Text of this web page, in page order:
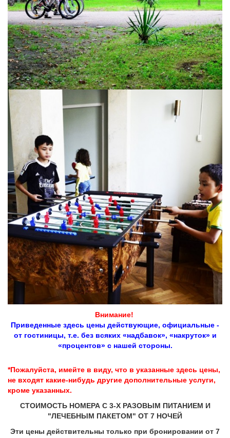
Внимание!
Приведенные здесь цены действующие, официальные -
от гостиницы, т.е. без всяких «надбавок», «накруток» и
«процентов» с нашей стороны.
*Пожалуйста, имейте в виду, что в указанные здесь цены,
не входят какие-нибудь другие дополнительные услуги,
кроме указанных.
СТОИМОСТЬ НОМЕРА С 3-Х РАЗОВЫМ ПИТАНИЕМ И
"ЛЕЧЕБНЫМ ПАКЕТОМ" ОТ 7 НОЧЕЙ
Эти цены действительны только при бронировании от 7
Грузия, г. Цхалтубо.
kurortresort@gmail.com
+995 555 63 29 29; с 10:00 до
www.tskaltuboresort.ge